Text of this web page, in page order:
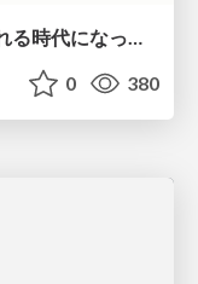
0 380